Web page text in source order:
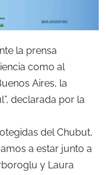
la prensa
como al
Aires, la
declarada por la
del Chubut,
a estar junto a
y Laura